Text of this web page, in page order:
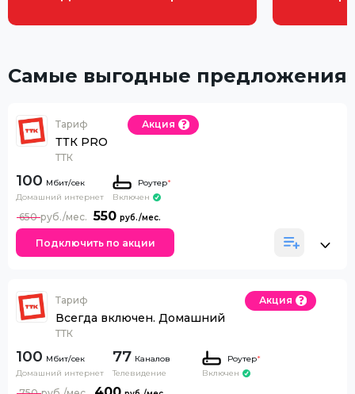
Самые выгодные предложения
Тариф
ТТК PRO
ТТК
Акция
100
Домашний интернет
Роутер*
Включен
550
650
Подключить по акции
Тариф
Всегда включен. Домашний
ТТК
Акция
100
Домашний интернет
77 Каналов
Телевидение
Роутер*
Включен